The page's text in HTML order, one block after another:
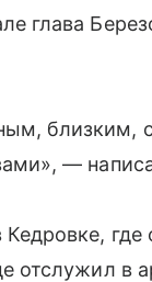
глава
близким,
—
отслужил в